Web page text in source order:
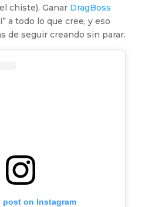
chiste). Ganar DragBoss
a todo lo que cree, y eso
de seguir creando sin parar.
post on Instagram